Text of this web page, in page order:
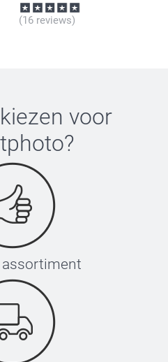
(16 reviews)
voor
?